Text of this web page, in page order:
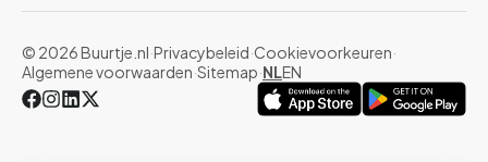
© 2026 Buurtje.nl·Privacybeleid·Cookievoorkeuren·
Algemene voorwaarden·Sitemap·NLEN